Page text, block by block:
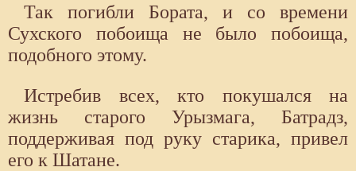
Так погибли Бората, и со времени
Сухского побоища не было побоища,
подобного этому.
Истребив всех, кто покушался на
жизнь старого Урызмага, Батрадз,
поддерживая под руку старика, привел
его к Шатане.